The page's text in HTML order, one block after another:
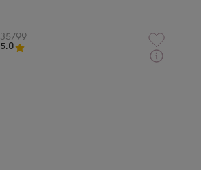
Артикул
35799
5.0